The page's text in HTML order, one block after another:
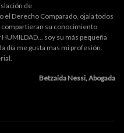
de
el Derecho Comparado, ojala todos
compartieran su conocimiento
soy su más pequeña
día me gusta mas mi profesión.
Betzaida Nessi, Abogada